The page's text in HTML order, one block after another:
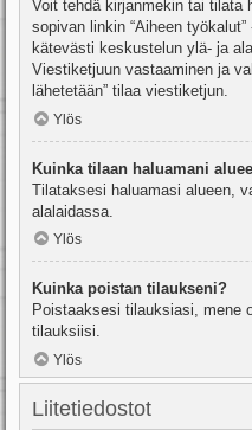
Voit tehdä kirjanmekin tai tilata
sopivan linkin “Aiheen
kätevästi keskustelun ylä- ja
Viestiketjuun vastaaminen ja
lähetetään” tilaa viestiketjun.
Ylös
Kuinka tilaan haluamani
Tilataksesi haluamasi alueen,
alalaidassa.
Ylös
Kuinka poistan tilaukseni?
Poistaaksesi tilauksiasi, mene
tilauksiisi.
Ylös
Liitetiedostot